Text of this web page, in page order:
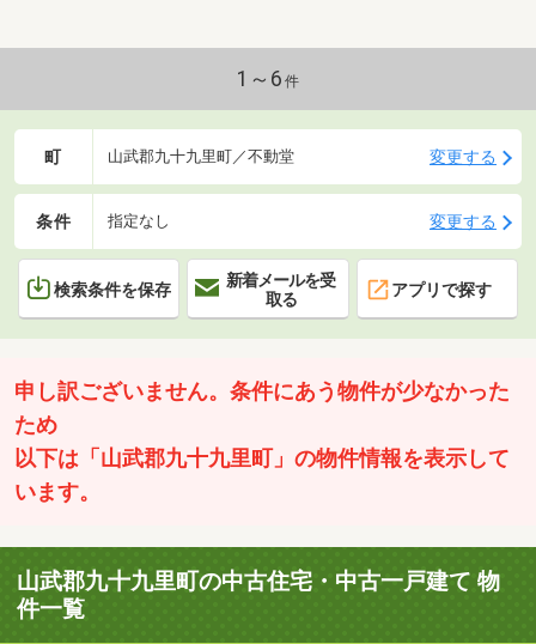
1～6 件
町 山武郡九十九里町／不動堂 変更する
条件 指定なし 変更する
検索条件を保存
新着メールを受
取る
アプリで探す
申し訳ございません。条件にあう物件が少なかった
ため
以下は「山武郡九十九里町」の物件情報を表示して
います。
山武郡九十九里町の中古住宅・中古一戸建て 物
件一覧